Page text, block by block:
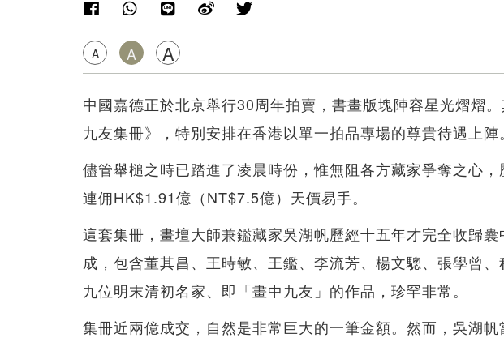
A A A
中國嘉德正於北京舉行30周年拍賣，書畫版塊陣容星光熠熠
九友集冊》，特別安排在香港以單一拍品專場的尊貴待遇上陣。
儘管舉槌之時已踏進了凌晨時份，惟無阻各方藏家爭奪之心，
連佣HK$1.91億（NT$7.5億）天價易手。
這套集冊，畫壇大師兼鑑藏家吳湖帆歷經十五年才完全收歸
成，包含董其昌、王時敏、王鑑、李流芳、楊文驄、張學曾
九位明末清初名家、即「畫中九友」的作品，珍罕非常。
集冊近兩億成交，自然是非常巨大的一筆金額。然而，吳湖